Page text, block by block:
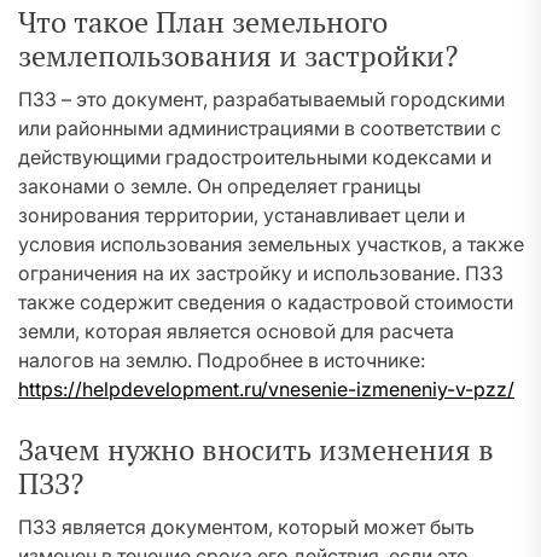
Что такое План земельного
землепользования и застройки?
ПЗЗ – это документ, разрабатываемый городскими
или районными администрациями в соответствии с
действующими градостроительными кодексами и
законами о земле. Он определяет границы
зонирования территории, устанавливает цели и
условия использования земельных участков, а также
ограничения на их застройку и использование. ПЗЗ
также содержит сведения о кадастровой стоимости
земли, которая является основой для расчета
налогов на землю. Подробнее в источнике:
https://helpdevelopment.ru/vnesenie-izmeneniy-v-pzz/
Зачем нужно вносить изменения в
ПЗЗ?
ПЗЗ является документом, который может быть